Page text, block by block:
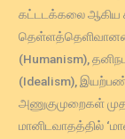
கட்டடக்கலை ஆகிய
(Humanism),
(Idealism),
அணுகுமுறைகள்
மானிடவாதத்தில்